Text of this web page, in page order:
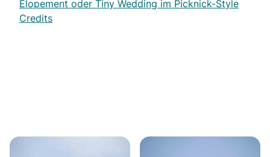
Elopement oder Tiny Wedding im Picknick-Style
Credits